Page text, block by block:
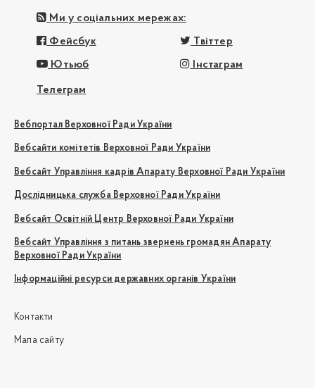
Ми у соціальних мережах:
Фейсбук Твіттер
Ютьюб Інстаграм
Телеграм
Вебпортал Верховної Ради України
Вебсайти комітетів Верховної Ради України
Вебсайт Управління кадрів Апарату Верховної Ради України
Дослідницька служба Верховної Ради України
Вебсайт Освітній Центр Верховної Ради України
Вебсайт Управління з питань звернень громадян Апарату
Верховної Ради України
Інформаційні ресурси державних органів України
Контакти
Мапа сайту